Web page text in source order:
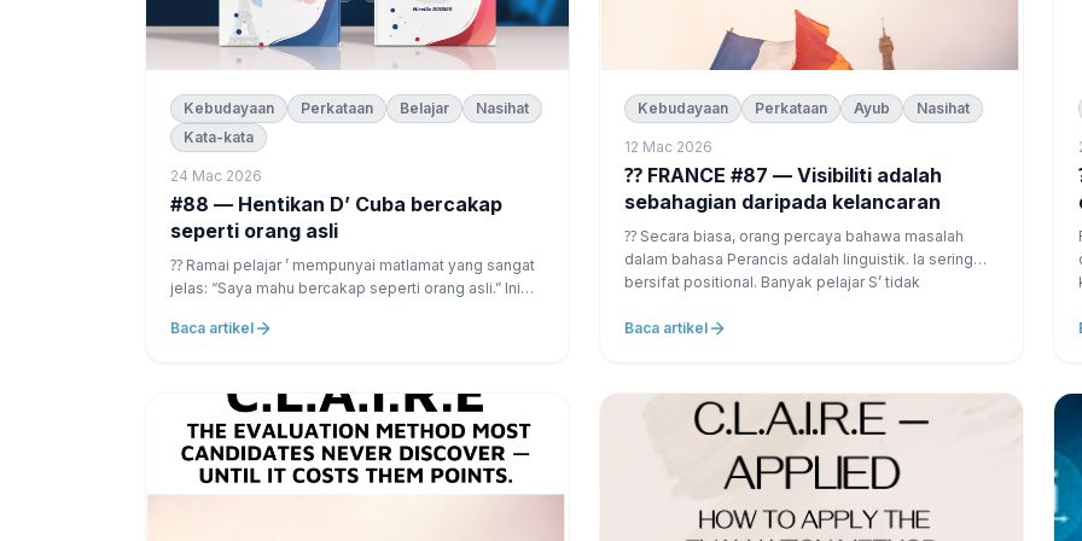
Kebudayaan Perkataan Belajar
Nasihat
Kata-kata
24 Mac 2026
#88 — Hentikan D’ Cuba bercakap
seperti orang asli
⁇ Ramai pelajar ’ mempunyai matlamat yang sangat
jelas: “Saya mahu bercakap seperti orang asli.” Ini
Baca artikel
Kebudayaan Perkataan Ayub Nasihat
12 Mac 2026
⁇ FRANCE #87 — Visibiliti adalah
sebahagian daripada kelancaran
⁇ Secara biasa, orang percaya bahawa masalah
dalam bahasa Perancis adalah linguistik. Ia sering
bersifat positional. Banyak pelajar S’ tidak
S’pengiktirafan S’pengeksposisi. Kerana bercakap
Baca artikel
⁇